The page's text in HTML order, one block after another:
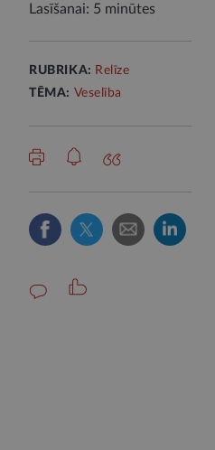
Lasīšanai: 5 minūtes
RUBRIKA: Relīze
TĒMA: Veselība